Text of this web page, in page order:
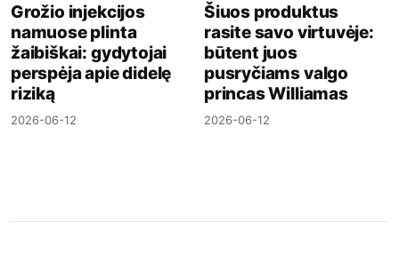
Grožio injekcijos
namuose plinta
žaibiškai: gydytojai
perspėja apie didelę
riziką
2026-06-12
Šiuos produktus
rasite savo virtuvėje:
būtent juos
pusryčiams valgo
princas Williamas
2026-06-12